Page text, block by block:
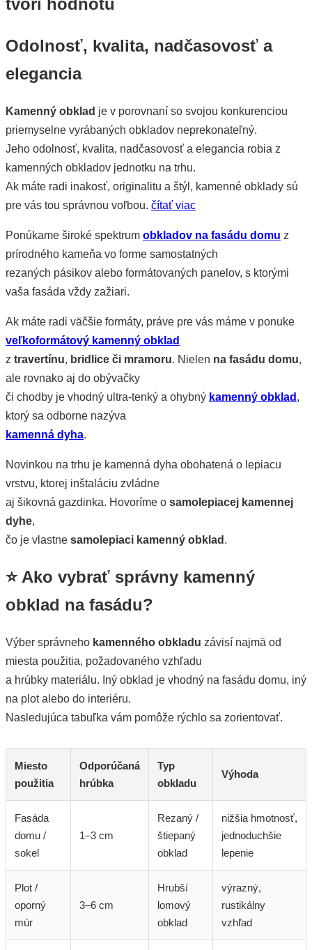
Odolnosť, kvalita, nadčasovosť a
elegancia
Kamenný obklad je v porovnaní so svojou konkurenciou
priemyselne vyrábaných obkladov neprekonateľný.
Jeho odolnosť, kvalita, nadčasovosť a elegancia robia z
kamenných obkladov jednotku na trhu.
Ak máte radi inakosť, originalitu a štýl, kamenné obklady sú
pre vás tou správnou voľbou. čítať viac
Ponúkame široké spektrum obkladov na fasádu domu z
prírodného kameňa vo forme samostatných
rezaných pásikov alebo formátovaných panelov, s ktorými
vaša fasáda vždy zažiari.
Ak máte radi väčšie formáty, práve pre vás máme v ponuke
veľkoformátový kamenný obklad
z travertínu, bridlice či mramoru. Nielen na fasádu domu,
ale rovnako aj do obývačky
či chodby je vhodný ultra-tenký a ohybný kamenný obklad ,
ktorý sa odborne nazýva
kamenná dyha.
Novinkou na trhu je kamenná dyha obohatená o lepiacu
vrstvu, ktorej inštaláciu zvládne
aj šikovná gazdinka. Hovoríme o samolepiacej kamennej
dyhe,
čo je vlastne samolepiaci kamenný obklad .
⭐ Ako vybrať správny kamenný
obklad na fasádu?
Výber správneho kamenného obkladu závisí najmä od
miesta použitia, požadovaného vzhľadu
a hrúbky materiálu. Iný obklad je vhodný na fasádu domu, iný
na plot alebo do interiéru.
Nasledujúca tabuľka vám pomôže rýchlo sa zorientovať.
Miesto
použitia
Odporúčaná
hrúbka
Typ
obkladu
Výhoda
Fasáda
domu /
sokel
1–3 cm
Rezaný /
štiepaný
obklad
nižšia hmotnosť,
jednoduchšie
lepenie
Plot /
oporný
múr
3–6 cm
Hrubší
lomový
obklad
výrazný,
rustikálny
vzhľad